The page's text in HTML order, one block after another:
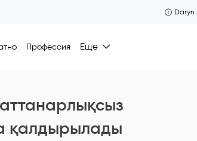
Daryn
Профессия Еще
қалдырылады